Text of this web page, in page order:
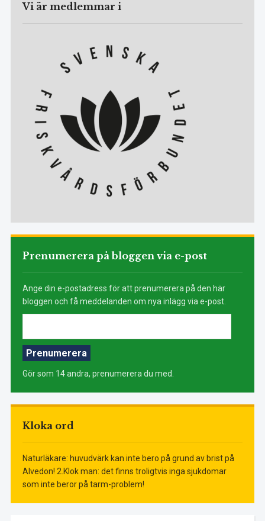
Vi är medlemmar i
Prenumerera på bloggen via e-post
Ange din e-postadress för att prenumerera på den här
bloggen och få meddelanden om nya inlägg via e-post.
Prenumerera
Gör som 14 andra, prenumerera du med.
Kloka ord
Naturläkare: huvudvärk kan inte bero på grund av brist på
Alvedon! 2.Klok man: det finns troligtvis inga sjukdomar
som inte beror på tarm-problem!